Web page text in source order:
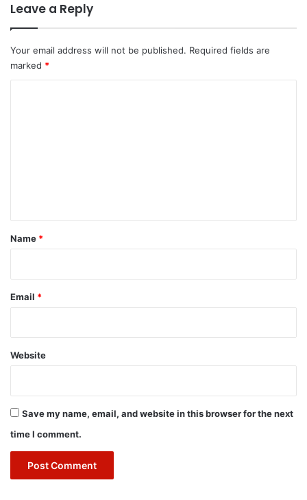
Leave a Reply
Your email address will not be published. Required fields are
marked *
*
Name *
Email *
Website
Save my name, email, and website in this browser for the next
time I comment.